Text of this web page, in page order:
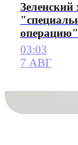
Зеленский
03:03
7 АВГ